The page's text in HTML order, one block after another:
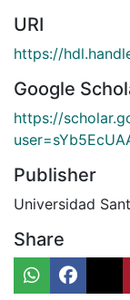
URI
https://
Google
https://
Publisher
Universidad
Share